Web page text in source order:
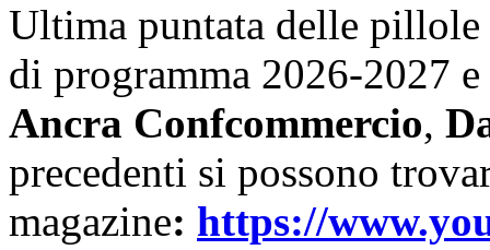
Ultima puntata delle
di programma 2026-2027
Ancra Confcommercio,
precedenti si possono
magazine: https://